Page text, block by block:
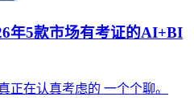
年5款市场有考证的AI+BI
正在认真考虑的 一个个聊。